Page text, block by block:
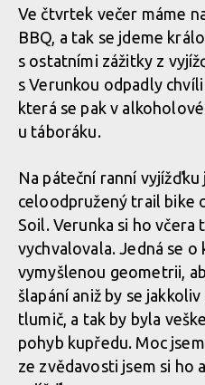
Ve čtvrtek večer máme
BBQ, a tak se jdeme
s ostatními zážitky z
s Verunkou odpadly
která se pak v
u táboráku.
Na páteční ranní
celoodpružený trail bike
Soil. Verunka si ho včera
vychvalovala. Jedná se
vymyšlenou geometrii,
šlapání aniž by se
tlumič, a tak by byla
pohyb kupředu. Moc
ze zvědavosti jsem si ho